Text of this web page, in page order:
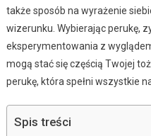
także sposób na wyrażenie
wizerunku. Wybierając perukę,
eksperymentowania z
mogą stać się częścią Twojej
perukę, która spełni wszystkie
Spis treści